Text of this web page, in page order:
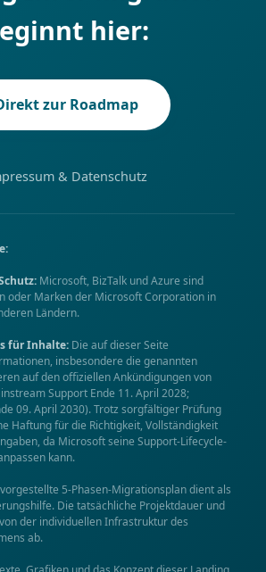
hier:
zur Roadmap
& Datenschutz
Microsoft, BizTalk und Azure sind
oder Marken der Microsoft Corporation in
Ländern.
für Inhalte: Die auf dieser Seite
insbesondere die genannten
auf den offiziellen Ankündigungen von
Support Ende 11. April 2028;
09. April 2030). Trotz sorgfältiger Prüfung
Haftung für die Richtigkeit, Vollständigkeit
da Microsoft seine Support-Lifecycle-
kann.
5-Phasen-Migrationsplan dient als
Die tatsächliche Projektdauer und
der individuellen Infrastruktur des
ab.